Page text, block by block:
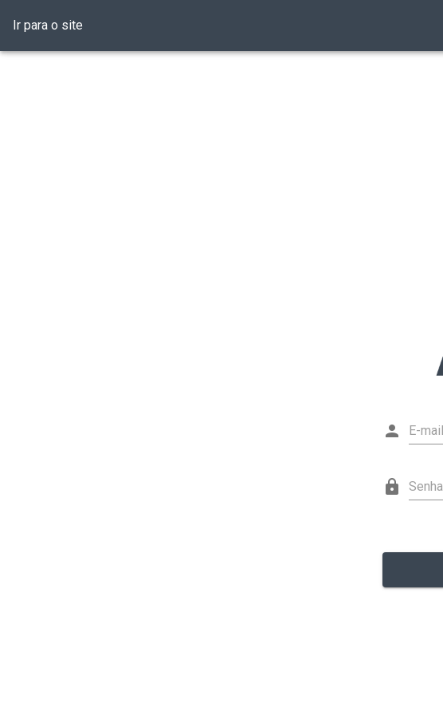
Ir para o site